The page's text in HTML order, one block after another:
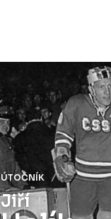
ÚTOČNÍK
Jiří